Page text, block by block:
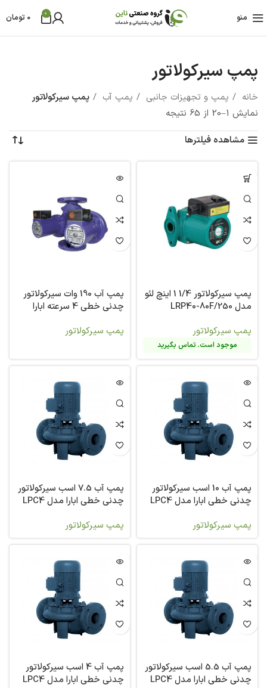
منو 0
0 تومان
پمپ سیرکولاتور
خانه پمپ و تجهیزات جانبی پمپ آب
پمپ سیرکولاتور
نمایش 1–20 از 65 نتیجه
مشاهده فیلترها
پمپ سیرکولاتور 1/4 1 اینچ لئو
مدل LRP40-80F/250
پمپ سیرکولاتور
موجود است. تماس بگیرید
پمپ آب 190 وات سیرکولاتور
چدنی خطی 4 سرعته ابارا
پمپ سیرکولاتور
پمپ آب 10 اسب سیرکولاتور
چدنی خطی ابارا مدل LPC4
پمپ سیرکولاتور
پمپ آب 7.5 اسب سیرکولاتور
چدنی خطی ابارا مدل LPC4
پمپ سیرکولاتور
پمپ آب 5.5 اسب سیرکولاتور
چدنی خطی ابارا مدل LPC4
پمپ آب 4 اسب سیرکولاتور
چدنی خطی ابارا مدل LPC4